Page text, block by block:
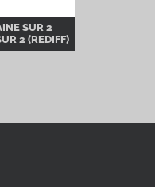
SUR 2
2 (REDIFF)